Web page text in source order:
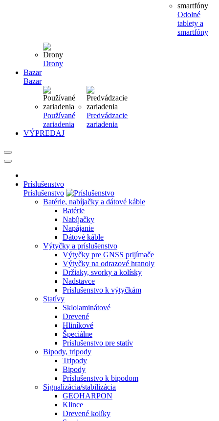
Odolné
tablety a
smartfóny
Drony
Bazar
Bazar
Používané
zariadenia
Predvádzacie
zariadenia
VÝPREDAJ
Príslušenstvo
Príslušenstvo
Batérie, nabíjačky a dátové káble
Batérie
Nabíjačky
Napájanie
Dátové káble
Výtyčky a príslušenstvo
Výtyčky pre GNSS prijímače
Výtyčky na odrazové hranoly
Držiaky, svorky a kolísky
Nadstavce
Príslušenstvo k výtyčkám
Statívy
Sklolaminátové
Drevené
Hliníkové
Špeciálne
Príslušenstvo pre statív
Bipody, tripody
Tripody
Bipody
Príslušenstvo k bipodom
Signalizácia/stabilizácia
GEOHARPON
Klince
Drevené kolíky